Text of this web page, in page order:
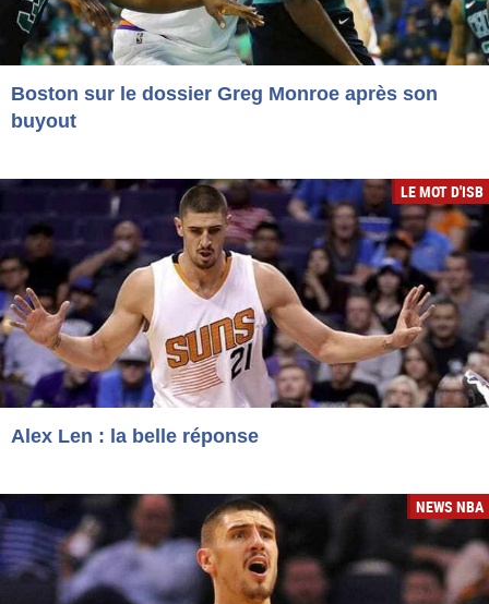
Boston sur le dossier Greg Monroe après son
buyout
LE MOT D'ISB
Alex Len : la belle réponse
NEWS NBA